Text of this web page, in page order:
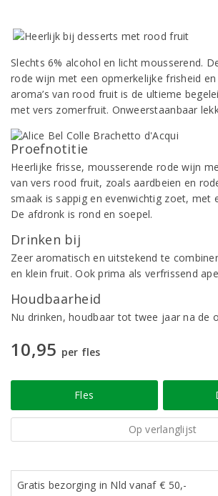
Slechts 6% alcohol en licht mousserend.
rode wijn met een opmerkelijke frisheid en
aroma’s van rood fruit is de ultieme
met vers zomerfruit. Onweerstaanbaar
Proefnotitie
Heerlijke frisse, mousserende rode wijn
van vers rood fruit, zoals aardbeien en
smaak is sappig en evenwichtig zoet, met
De afdronk is rond en soepel.
Drinken bij
Zeer aromatisch en uitstekend te
en klein fruit. Ook prima als verfrissend
Houdbaarheid
Nu drinken, houdbaar tot twee jaar na de
10,95 per fles
Fles
Op verlanglijst
Gratis bezorging in Nld vanaf € 50,-